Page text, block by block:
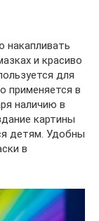
накапливать
и красиво
для
применяется в
наличию в
картины
детям. Удобны
в